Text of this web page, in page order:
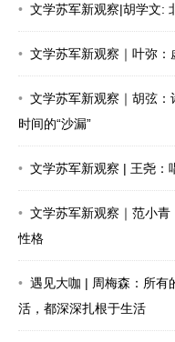
文学苏军新观察|胡学文:
文学苏军新观察｜叶弥：
文学苏军新观察｜胡弦：
时间的“沙漏”
文学苏军新观察 | 王尧：
文学苏军新观察｜范小青
性格
遇见大咖 | 周梅森：所有
活，都深深扎根于生活